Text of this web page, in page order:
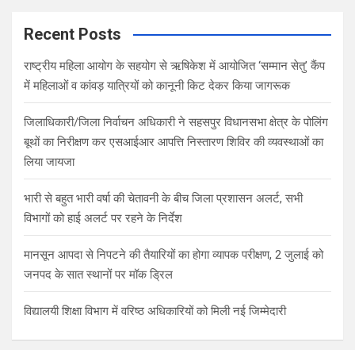
cRecent Posts
राष्ट्रीय महिला आयोग के सहयोग से ऋषिकेश में आयोजित ‘सम्मान सेतु’ कैंप
में महिलाओं व कांवड़ यात्रियों को कानूनी किट देकर किया जागरूक
जिलाधिकारी/जिला निर्वाचन अधिकारी ने सहसपुर विधानसभा क्षेत्र के पोलिंग
बूथों का निरीक्षण कर एसआईआर आपत्ति निस्तारण शिविर की व्यवस्थाओं का
लिया जायजा
भारी से बहुत भारी वर्षा की चेतावनी के बीच जिला प्रशासन अलर्ट, सभी
विभागों को हाई अलर्ट पर रहने के निर्देश
मानसून आपदा से निपटने की तैयारियों का होगा व्यापक परीक्षण, 2 जुलाई को
जनपद के सात स्थानों पर मॉक ड्रिल
विद्यालयी शिक्षा विभाग में वरिष्ठ अधिकारियों को मिली नई जिम्मेदारी